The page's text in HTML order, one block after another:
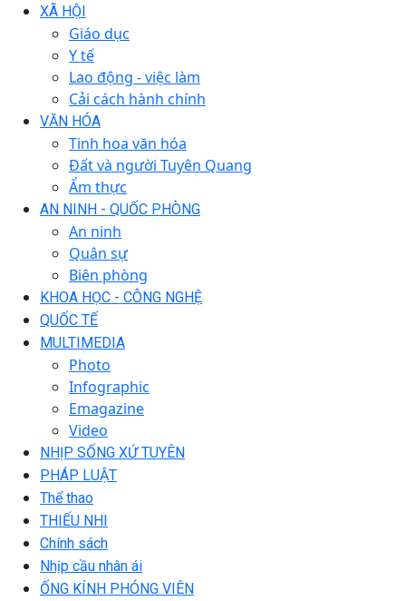
XÃ HỘI
Giáo dục
Y tế
Lao động - việc làm
Cải cách hành chính
VĂN HÓA
Tinh hoa văn hóa
Đất và người Tuyên Quang
Ẩm thực
AN NINH - QUỐC PHÒNG
An ninh
Quân sự
Biên phòng
KHOA HỌC - CÔNG NGHỆ
QUỐC TẾ
MULTIMEDIA
Photo
Infographic
Emagazine
Video
NHỊP SỐNG XỨ TUYÊN
PHÁP LUẬT
Thể thao
THIẾU NHI
Chính sách
Nhịp cầu nhân ái
ỐNG KÍNH PHÓNG VIÊN